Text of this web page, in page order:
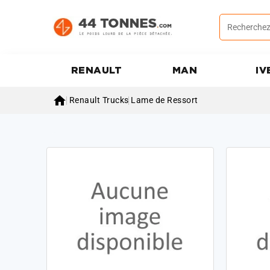
RENAULT MAN
 Renault Trucks Lame de Ressort